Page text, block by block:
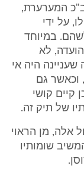
המערערת,
על ידי
במיוחד
לא
היה אי
וכאשר גם
קיים קושי
של תיק זה.
אלה, מן הראוי
שומותיו